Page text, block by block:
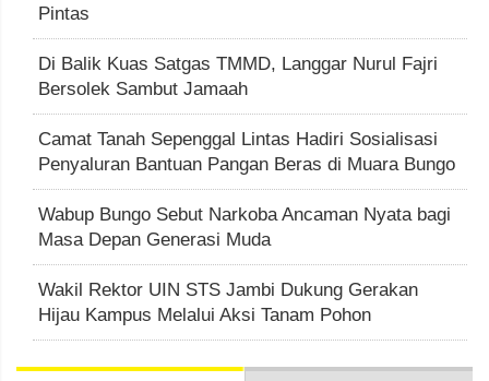
Pintas
Di Balik Kuas Satgas TMMD, Langgar Nurul Fajri
Bersolek Sambut Jamaah
Camat Tanah Sepenggal Lintas Hadiri Sosialisasi
Penyaluran Bantuan Pangan Beras di Muara Bungo
Wabup Bungo Sebut Narkoba Ancaman Nyata bagi
Masa Depan Generasi Muda
Wakil Rektor UIN STS Jambi Dukung Gerakan
Hijau Kampus Melalui Aksi Tanam Pohon